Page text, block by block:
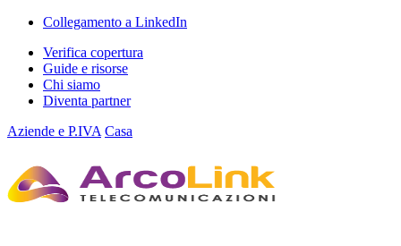
Collegamento a LinkedIn
Verifica copertura
Guide e risorse
Chi siamo
Diventa partner
Aziende e P.IVA Casa